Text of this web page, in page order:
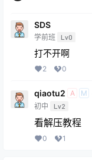
SDS
学前班 Lv0
打不开啊
2 0
qiaotu2 A M
初中 Lv2
看解压教程
0 1